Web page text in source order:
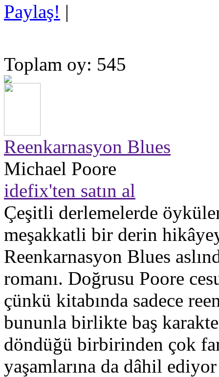
Paylaş! |
Toplam oy: 545
Reenkarnasyon Blues
Michael Poore
idefix'ten satın al
Çeşitli derlemelerde
meşakkatli bir derin
Reenkarnasyon Blues
romanı. Doğrusu Poore
çünkü kitabında sadece
bununla birlikte baş
döndüğü birbirinden çok
yaşamlarına da dâhil